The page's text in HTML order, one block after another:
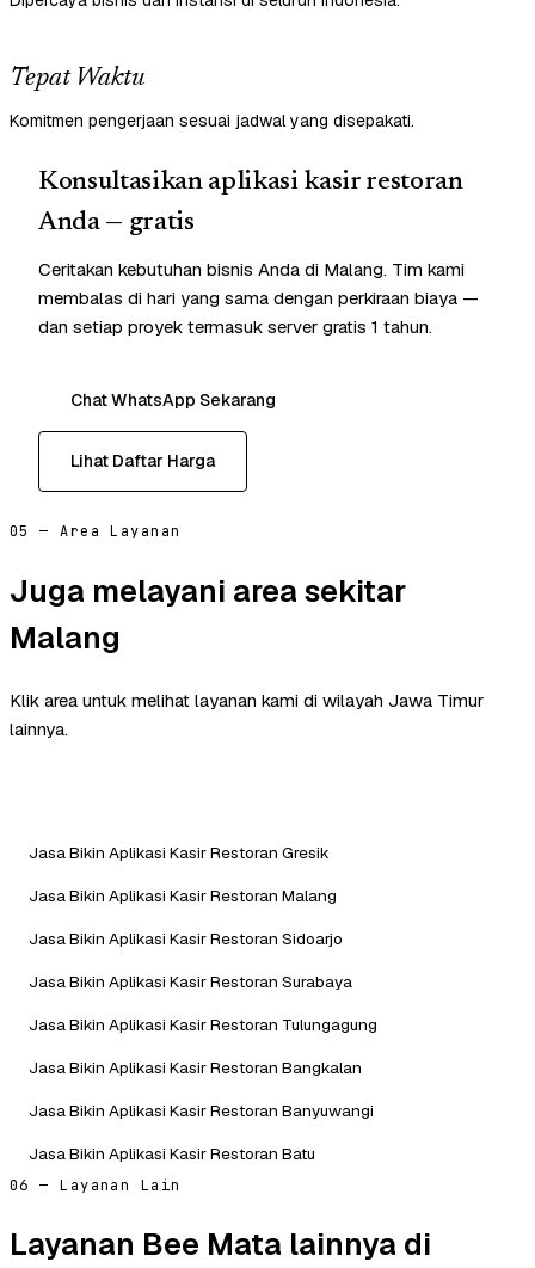
Tepat Waktu
Komitmen pengerjaan sesuai jadwal yang disepakati.
Konsultasikan aplikasi kasir restoran
Anda — gratis
Ceritakan kebutuhan bisnis Anda di Malang. Tim kami
membalas di hari yang sama dengan perkiraan biaya —
dan setiap proyek termasuk server gratis 1 tahun.
Chat WhatsApp Sekarang
Lihat Daftar Harga
05 — Area Layanan
Juga melayani area sekitar
Malang
Klik area untuk melihat layanan kami di wilayah Jawa Timur
lainnya.
Jasa Bikin Aplikasi Kasir Restoran Gresik
Jasa Bikin Aplikasi Kasir Restoran Malang
Jasa Bikin Aplikasi Kasir Restoran Sidoarjo
Jasa Bikin Aplikasi Kasir Restoran Surabaya
Jasa Bikin Aplikasi Kasir Restoran Tulungagung
Jasa Bikin Aplikasi Kasir Restoran Bangkalan
Jasa Bikin Aplikasi Kasir Restoran Banyuwangi
Jasa Bikin Aplikasi Kasir Restoran Batu
06 — Layanan Lain
Layanan Bee Mata lainnya di